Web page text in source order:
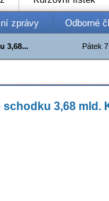
zprávy Odborné
Pátek
3,68...
3,68 mld.